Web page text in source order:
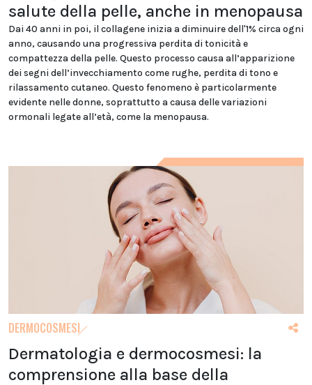
salute della pelle, anche in menopausa
Dai 40 anni in poi, il collagene inizia a diminuire dell'1% circa ogni
anno, causando una progressiva perdita di tonicità e
compattezza della pelle. Questo processo causa all’apparizione
dei segni dell’invecchiamento come rughe, perdita di tono e
rilassamento cutaneo. Questo fenomeno è particolarmente
evidente nelle donne, soprattutto a causa delle variazioni
ormonali legate all’età, come la menopausa.
DERMOCOSMESI
Dermatologia e dermocosmesi: la
comprensione alla base della